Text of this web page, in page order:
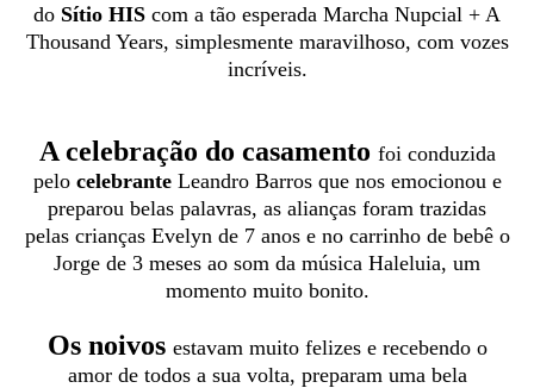
do Sítio HIS com a tão esperada Marcha Nupcial + A
Thousand Years, simplesmente maravilhoso, com vozes
incríveis.
A celebração do casamento foi conduzida
pelo celebranteLeandro Barros que nos emocionou e
preparou belas palavras, as alianças foram trazidas
pelas crianças Evelyn de 7 anos e no carrinho de bebê o
Jorge de 3 meses ao som da música Haleluia, um
momento muito bonito.
Os noivos estavam muito felizes e recebendo o
amor de todos a sua volta, preparam uma bela